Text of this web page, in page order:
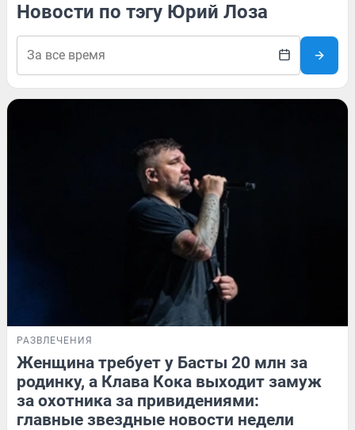
Новости по тэгу Юрий Лоза
РАЗВЛЕЧЕНИЯ
Женщина требует у Басты 20 млн за
родинку, а Клава Кока выходит замуж
за охотника за привидениями:
главные звездные новости недели